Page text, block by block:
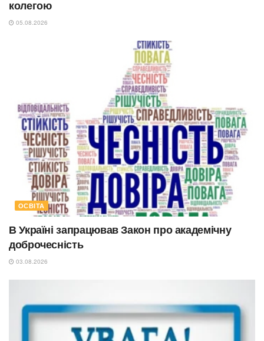
колегою
05.08.2026
ОСВІТА
В Україні запрацював Закон про академічну
доброчесність
03.08.2026